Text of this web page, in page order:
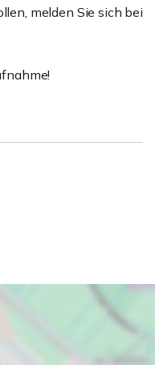
melden Sie sich bei